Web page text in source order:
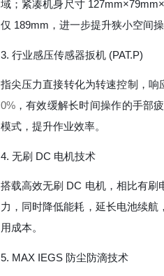
域；紧凑机身尺寸
仅 189mm，进一步提升狭小空间操
3. 行业感压传感器扳机 (PAT.P)
指尖压力直接转化为转速控制，响
0%，有效缓解长时间操作的手部
模式，提升作业效率。
4. 无刷 DC 电机技术
搭载高效无刷 DC 电机，相比有刷
力，同时降低能耗，延长电池续
用成本。
5. MAX IEGS 防尘防滴技术